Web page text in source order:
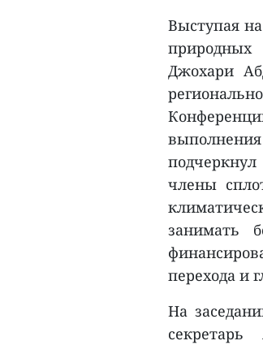
Выступая
Джохари
члены
занимать
перехода и
На